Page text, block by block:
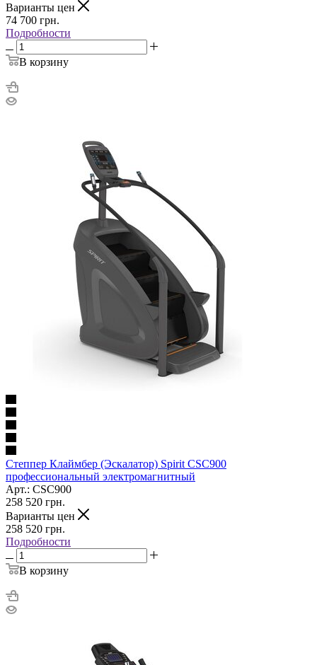
Варианты цен
74 700 грн.
Подробности
В корзину
Степпер Клаймбер (Эскалатор) Spirit CSC900
профессиональный электромагнитный
Арт.: CSC900
258 520 грн.
Варианты цен
258 520 грн.
Подробности
В корзину